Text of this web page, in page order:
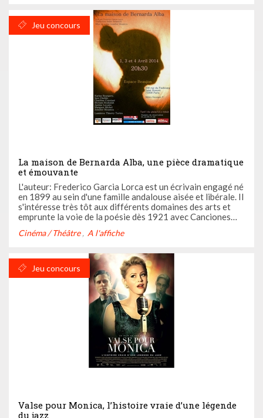
Jeu concours
La maison de Bernarda Alba, une pièce dramatique
et émouvante
L'auteur: Frederico Garcia Lorca est un écrivain engagé né
en 1899 au sein d'une famille andalouse aisée et libérale. Il
s'intéresse très tôt aux différents domaines des arts et
emprunte la voie de la poésie dès 1921 avec Canciones
folklore populaire, Garcia Lorca emporte ...
Cinéma / Théâtre A l'affiche
Jeu concours
Valse pour Monica, l’histoire vraie d’une légende
du jazz